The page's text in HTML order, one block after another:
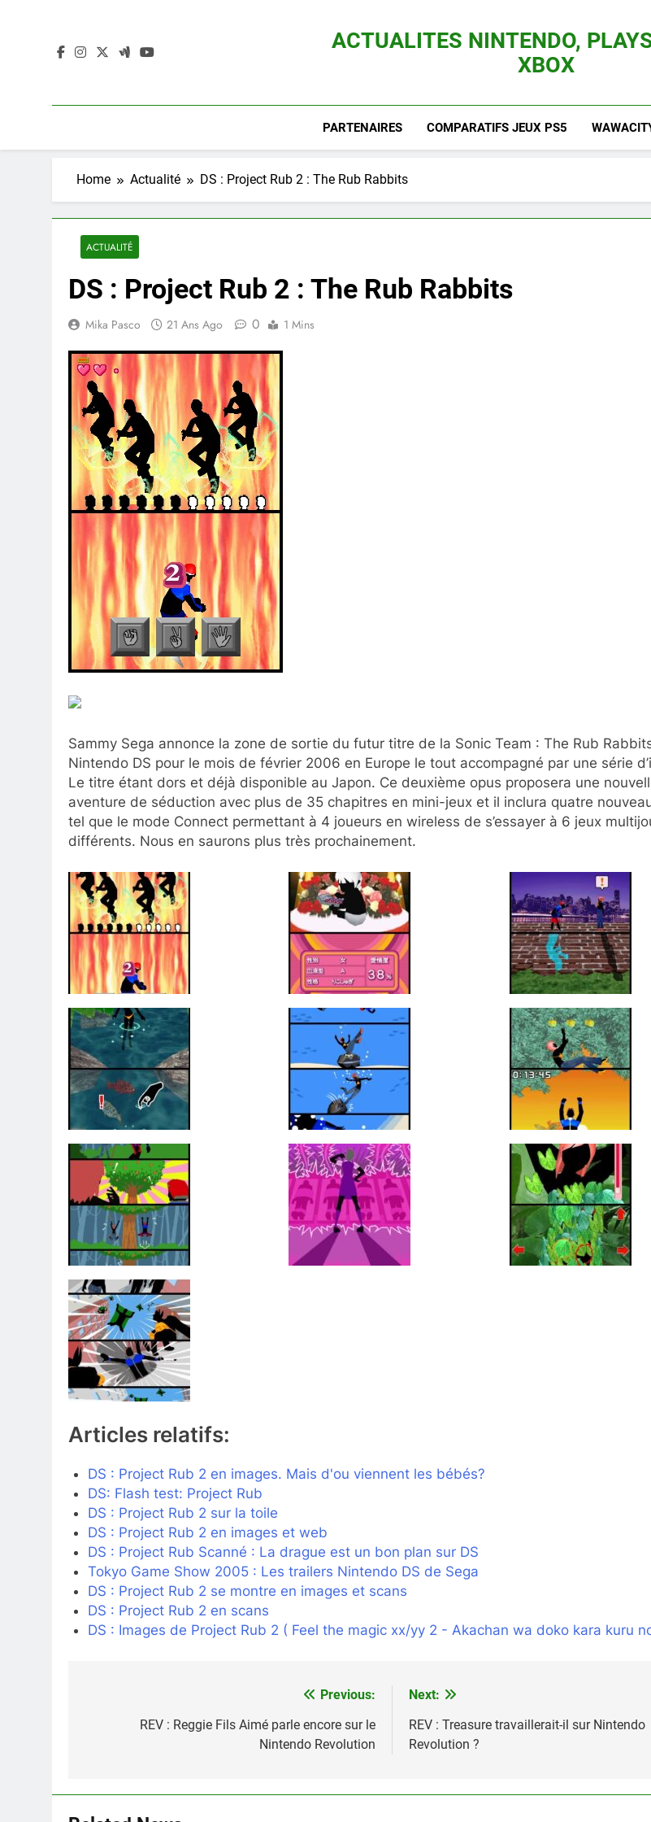
ACTUALITES NINTENDO,
XBOX
PARTENAIRES COMPARATIFS JEUX PS5
Home Actualité DS : Project Rub 2 : The Rub Rabbits
ACTUALITÉ
DS : Project Rub 2 : The Rub Rabbits
Mika Pasco 21 Ans Ago 0 1 Mins
Sammy Sega annonce la zone de sortie du futur titre de la Sonic Team : The Rub
Nintendo DS pour le mois de février 2006 en Europe le tout accompagné par une série
Le titre étant dors et déjà disponible au Japon. Ce deuxième opus proposera une
aventure de séduction avec plus de 35 chapitres en mini-jeux et il inclura quatre
tel que le mode Connect permettant à 4 joueurs en wireless de s’essayer à 6 jeux
différents. Nous en saurons plus très prochainement.
Articles relatifs:
DS : Project Rub 2 en images. Mais d'ou viennent les bébés?
DS: Flash test: Project Rub
DS : Project Rub 2 sur la toile
DS : Project Rub 2 en images et web
DS : Project Rub Scanné : La drague est un bon plan sur DS
Tokyo Game Show 2005 : Les trailers Nintendo DS de Sega
DS : Project Rub 2 se montre en images et scans
DS : Project Rub 2 en scans
DS : Images de Project Rub 2 ( Feel the magic xx/yy 2 - Akachan wa doko kara kuru
Previous:
REV : Reggie Fils Aimé parle encore sur le
Nintendo Revolution
Next:
REV : Treasure travaillerait-il sur Nintendo
Revolution ?